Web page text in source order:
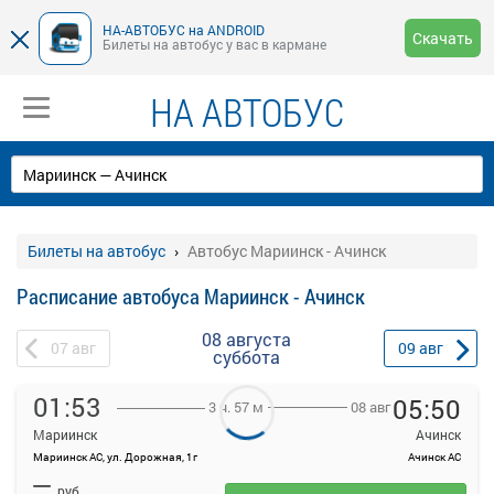
НА-АВТОБУС на ANDROID
Билеты на автобус у вас в кармане
Скачать
НА АВТОБУС
Билеты на автобус Автобус Мариинск - Ачинск
Расписание автобуса Мариинск - Ачинск
07 авг 08 августа
суббота 09 авг
01:53
Мариинск
Мариинск АС, ул. Дорожная, 1г
3 ч. 57 м 08 авг05:50
Ачинск
Ачинск АС
—
На данной странице вы можете ознакомиться с расписанием и
купить билет онлайн на автобус Мариинск - Ачинск.